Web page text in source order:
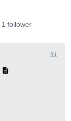
1 follower
#1